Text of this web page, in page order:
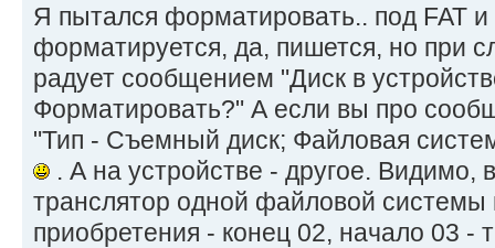
Я пытался форматировать.. под FAT и
форматируется, да, пишется, но при
радует сообщением "Диск в
Форматировать?" А если вы про
"Тип - Съемный диск; Файловая
. А на устройстве - другое. Видимо,
транслятор одной файловой системы
приобретения - конец 02, начало 03 -